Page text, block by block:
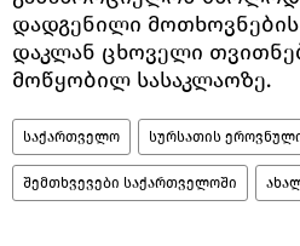
დადგენილი
დაკლან ცხოველი
მოწყობილ სასაკლაოზე.
საქართველო სურსათის
შემთხვევები საქართველოში